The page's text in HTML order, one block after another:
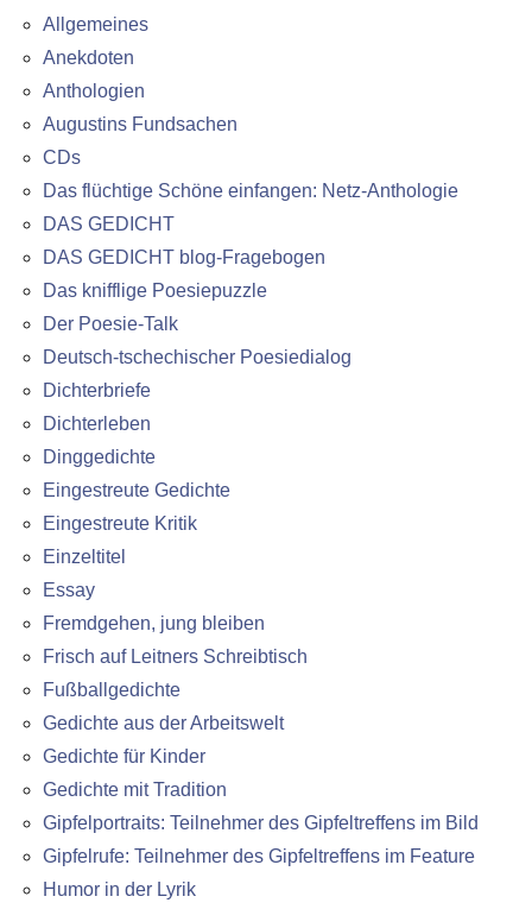
Allgemeines
Anekdoten
Anthologien
Augustins Fundsachen
CDs
Das flüchtige Schöne einfangen: Netz-Anthologie
DAS GEDICHT
DAS GEDICHT blog-Fragebogen
Das knifflige Poesiepuzzle
Der Poesie-Talk
Deutsch-tschechischer Poesiedialog
Dichterbriefe
Dichterleben
Dinggedichte
Eingestreute Gedichte
Eingestreute Kritik
Einzeltitel
Essay
Fremdgehen, jung bleiben
Frisch auf Leitners Schreibtisch
Fußballgedichte
Gedichte aus der Arbeitswelt
Gedichte für Kinder
Gedichte mit Tradition
Gipfelportraits: Teilnehmer des Gipfeltreffens im Bild
Gipfelrufe: Teilnehmer des Gipfeltreffens im Feature
Humor in der Lyrik